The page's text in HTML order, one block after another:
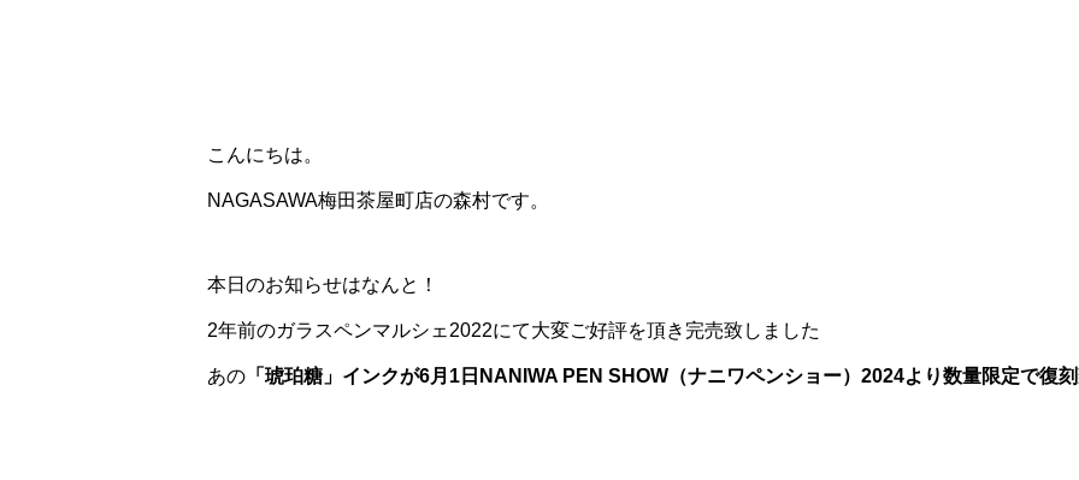
こんにちは。
NAGASAWA梅田茶屋町店の森村です。
本日のお知らせはなんと！
2年前のガラスペンマルシェ2022にて大変ご好評を頂き完売致しました
あの 「琥珀糖」インクが6月1日NANIWA PEN SHOW（ナニワペンショー）2024より数量限定で復刻